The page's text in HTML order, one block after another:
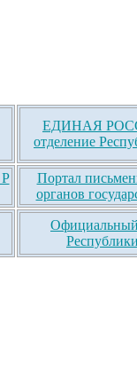
ЕДИНАЯ
отделение
Портал
органов
Официальный